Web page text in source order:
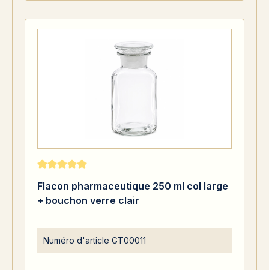
Note moyenne de 5 sur 5 étoiles
Flacon pharmaceutique 250 ml col large
+ bouchon verre clair
Numéro d'article GT00011